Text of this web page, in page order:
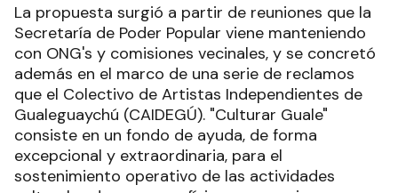
La propuesta surgió a partir de reuniones que la
Secretaría de Poder Popular viene manteniendo
con ONG's y comisiones vecinales, y se concretó
además en el marco de una serie de reclamos
que el Colectivo de Artistas Independientes de
Gualeguaychú (CAIDEGÚ). "Culturar Guale"
consiste en un fondo de ayuda, de forma
excepcional y extraordinaria, para el
sostenimiento operativo de las actividades